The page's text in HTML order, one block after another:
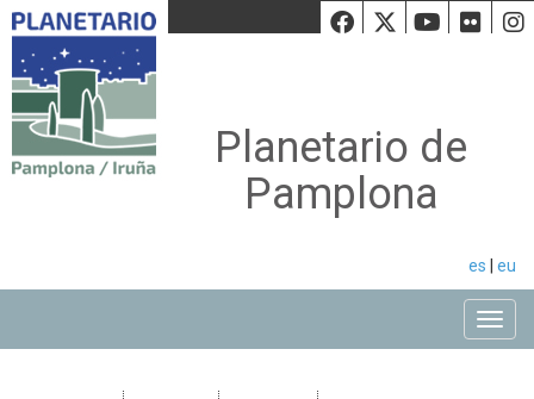
Facebook
Twiiter
Planetario de
Pamplona
es eu